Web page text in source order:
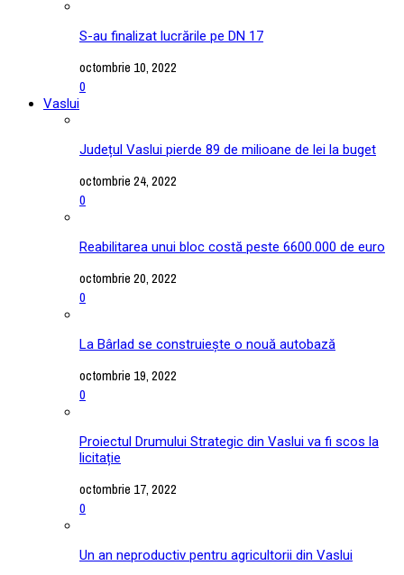
S-au finalizat lucrările pe DN 17
octombrie 10, 2022
0
Vaslui
Județul Vaslui pierde 89 de milioane de lei la buget
octombrie 24, 2022
0
Reabilitarea unui bloc costă peste 6600.000 de euro
octombrie 20, 2022
0
La Bârlad se construiește o nouă autobază
octombrie 19, 2022
0
Proiectul Drumului Strategic din Vaslui va fi scos la
licitație
octombrie 17, 2022
0
Un an neproductiv pentru agricultorii din Vaslui